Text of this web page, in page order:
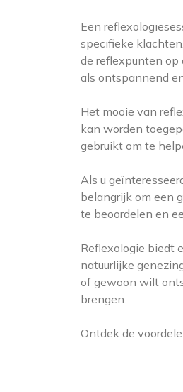
Een
specifieke
de reflexpunten op
als ontspannend
Het mooie van
kan worden
gebruikt om te
Als u
belangrijk om een
te beoordelen en
Reflexologie biedt
natuurlijke
of gewoon wilt
brengen.
Ontdek de